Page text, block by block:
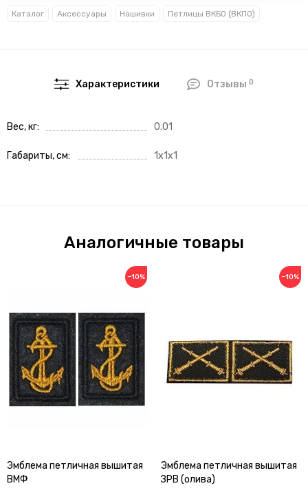
Каталог Аксессуары Нашивки Петлицы ВКБО (ВКПО)
Характеристики Отзывы 0
Вес, кг 0.01
Габариты, см 1x1x1
Аналогичные товары
−10%
Эмблема петличная вышитая
ВМФ
−10%
Эмблема петличная вышитая
ЗРВ (олива)